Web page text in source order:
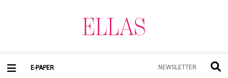
E-PAPER NEWSLETTER